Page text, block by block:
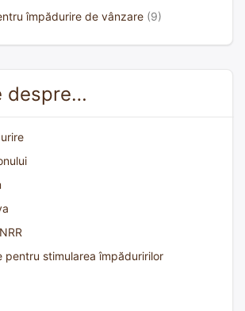
împădurire de vânzare (9)
despre…
pentru stimularea împăduririlor